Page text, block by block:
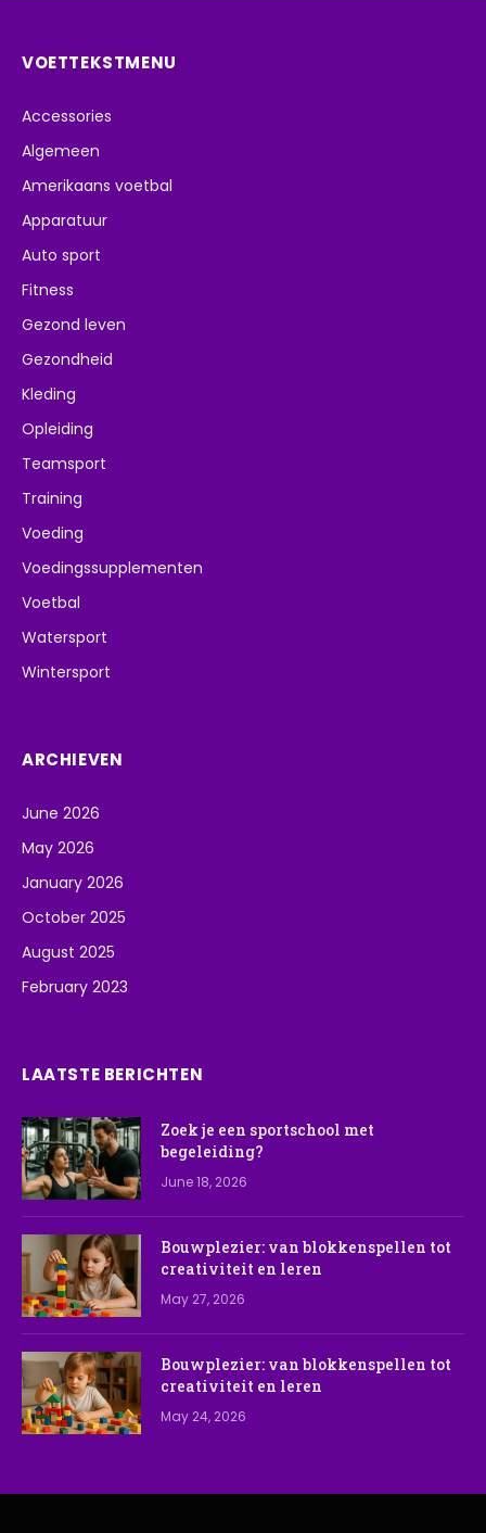
VOETTEKSTMENU
Accessories
Algemeen
Amerikaans voetbal
Apparatuur
Auto sport
Fitness
Gezond leven
Gezondheid
Kleding
Opleiding
Teamsport
Training
Voeding
Voedingssupplementen
Voetbal
Watersport
Wintersport
ARCHIEVEN
June 2026
May 2026
January 2026
October 2025
August 2025
February 2023
LAATSTE BERICHTEN
Zoek je een sportschool met
begeleiding?
June 18, 2026
Bouwplezier: van blokkenspellen tot
creativiteit en leren
May 27, 2026
Bouwplezier: van blokkenspellen tot
creativiteit en leren
May 24, 2026